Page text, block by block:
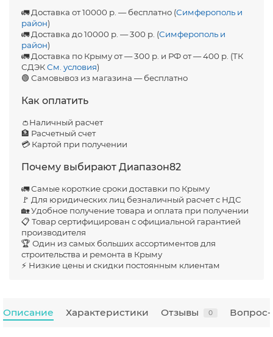
🚛 Доставка от 10000 р. — бесплатно (Симферополь и
район)
🚛 Доставка до 10000 р. — 300 р. (Симферополь и
район)
🚛 Доставка по Крыму от — 300 р. и РФ от — 400 р. (ТК
СДЭКСм. условия)
🟢 Самовывоз из магазина — бесплатно
Как оплатить
👛Наличный расчет
🏦 Расчетный счет
💳 Картой при получении
Почему выбирают Диапазон82
🚛 Самые короткие сроки доставки по Крыму
🚩 Для юридических лиц безналичный расчет с НДС
🏡 Удобное получение товара и оплата при получении
📋 Товар сертифицирован с официальной гарантией
производителя
🏆 Один из самых больших ассортиментов для
строительства и ремонта в Крыму
⚡ Низкие цены и скидки постоянным клиентам
Описание Характеристики Отзывы 0 Вопрос-